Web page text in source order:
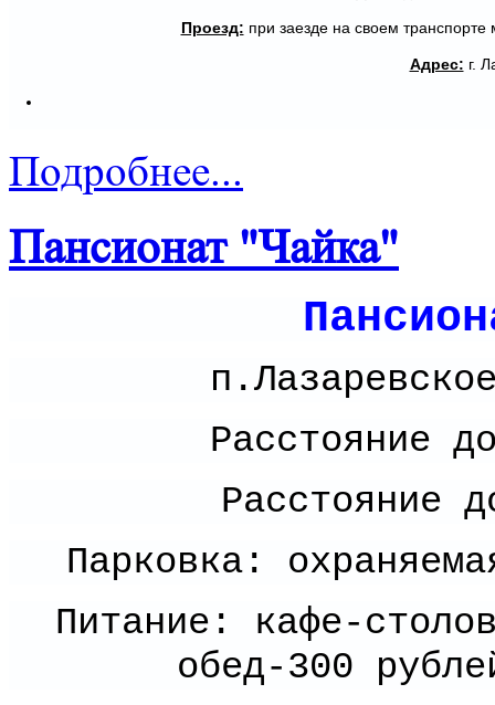
Проезд: при заезде на своем транспорте
Адрес: г.
Подробнее...
Пансионат "Чайка"
Расстояние
Расстояние
Парковка:
Питание: кафе-
обед-300